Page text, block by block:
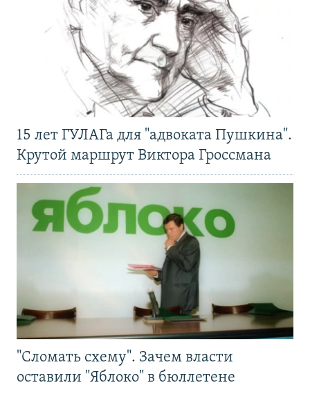
15 лет ГУЛАГа для "адвоката Пушкина".
Крутой маршрут Виктора Гроссмана
"Сломать схему". Зачем власти
оставили "Яблоко" в бюллетене